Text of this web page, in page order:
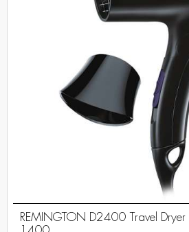
REMINGTON D2400 Travel Dryer